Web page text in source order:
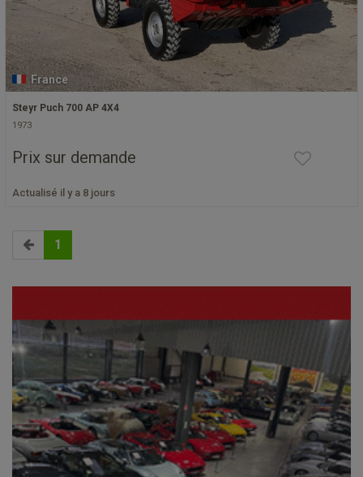
France
Steyr Puch 700 AP 4X4
1973
Prix sur demande
Actualisé il y a 8 jours
1